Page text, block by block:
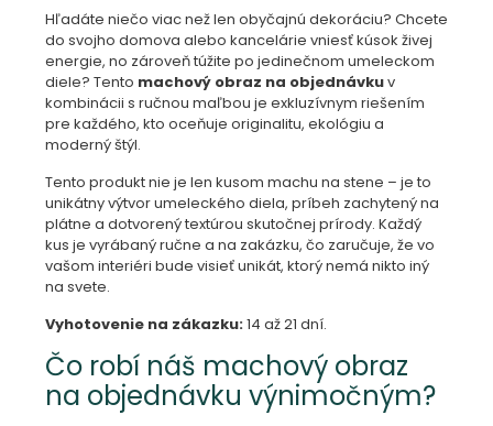
Hľadáte niečo viac než len obyčajnú dekoráciu? Chcete
do svojho domova alebo kancelárie vniesť kúsok živej
energie, no zároveň túžite po jedinečnom umeleckom
diele? Tento machový obraz na objednávkuv
kombinácii s ručnou maľbou je exkluzívnym riešením
pre každého, kto oceňuje originalitu, ekológiu a
moderný štýl.
Tento produkt nie je len kusom machu na stene – je to
unikátny výtvor umeleckého diela, príbeh zachytený na
plátne a dotvorený textúrou skutočnej prírody. Každý
kus je vyrábaný ručne a na zakázku, čo zaručuje, že vo
vašom interiéri bude visieť unikát, ktorý nemá nikto iný
na svete.
Vyhotovenie na zákazku:14 až 21 dní.
Čo robí náš machový obraz
na objednávku výnimočným?